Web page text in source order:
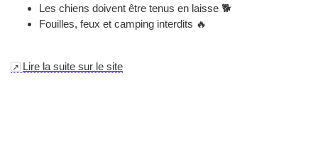
Les chiens doivent être tenus en laisse 🐕
Fouilles, feux et camping interdits 🔥
Lire la suite sur le site